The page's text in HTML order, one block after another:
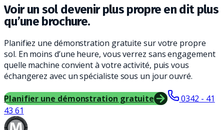
Voir un sol devenir plus propre en dit plus
qu’une brochure.
Planifiez une démonstration gratuite sur votre propre
sol. En moins d’une heure, vous verrez sans engagement
quelle machine convient à votre activité, puis vous
échangerez avec un spécialiste sous un jour ouvré.
Planifier une démonstration gratuite
0342 - 41
43 61